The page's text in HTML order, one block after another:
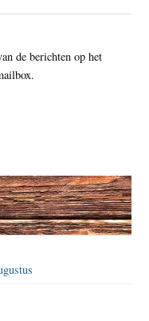
de berichten op het